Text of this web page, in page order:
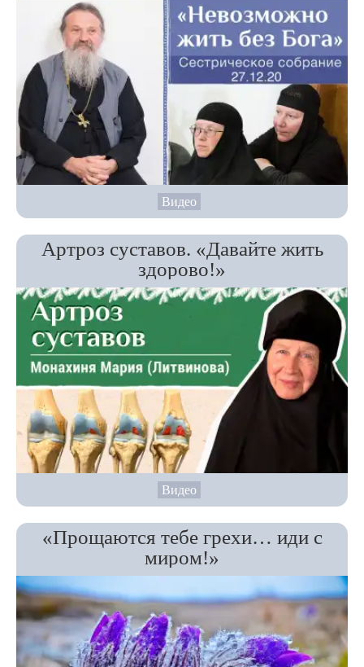
Видео
Артроз суставов. «Давайте жить
здорово!»
Видео
«Прощаются тебе грехи… иди с
миром!»